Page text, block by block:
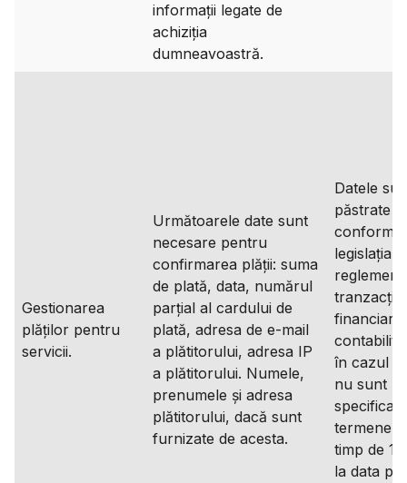
informații legate de
achiziția
dumneavoastră.
Gestionarea
plăților pentru
servicii.
Următoarele date sunt
necesare pentru
confirmarea plății: suma
de plată, data, numărul
parțial al cardului de
plată, adresa de e-mail
a plătitorului, adresa IP
a plătitorului. Numele,
prenumele și adresa
plătitorului, dacă sunt
furnizate de acesta.
Datele
păstrate în
legislația
financiare
în cazul
nu sunt
specificate
termene
timp de
la data